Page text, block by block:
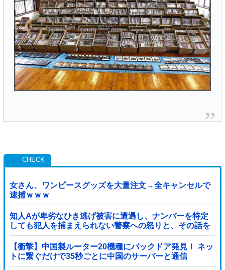
女さん、ワンピースグッズを大量注文→全キャンセルで
逮捕ｗｗｗ
知人Aが卑劣なひき逃げ被害に遭遇し、ナンバーを特定
しても犯人を捕まえられない警察への怒りと、その話を
聞いて「逃げた方が得じゃん」と言い放ったBの神経が
わからん
【衝撃】中国製ルーター20機種にバックドア発見！ ネッ
トに繋ぐだけで35秒ごとに中国のサーバーと通信